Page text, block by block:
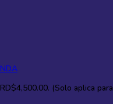
(Solo aplica para